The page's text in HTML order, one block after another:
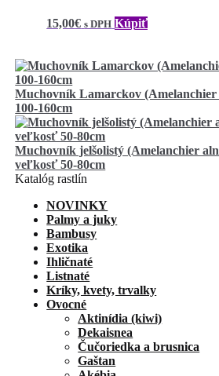
15,00€ s DPH Kúpiť
Muchovník Lamarckov
100-160cm
Muchovník jelšolistý (Amelanchier
veľkosť 50-80cm
Katalóg rastlín
NOVINKY
Palmy a juky
Bambusy
Exotika
Ihličnaté
Listnaté
Kríky, kvety, trvalky
Ovocné
Aktinídia (kiwi)
Dekaisnea
Čučoriedka a brusnica
Gaštan